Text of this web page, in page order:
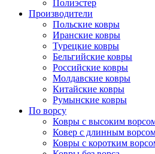
Полиэстер
Производители
Польские ковры
Иранские ковры
Турецкие ковры
Бельгийские ковры
Российские ковры
Молдавские ковры
Китайские ковры
Румынские ковры
По ворсу
Ковры с высоким
Ковер с длинным
Ковры с коротким